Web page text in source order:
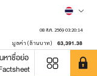
08 ส.ค. 2569 03:20:14
มูลค่า (ล้านบาท) 63,391.38
หาชื่อย่อ